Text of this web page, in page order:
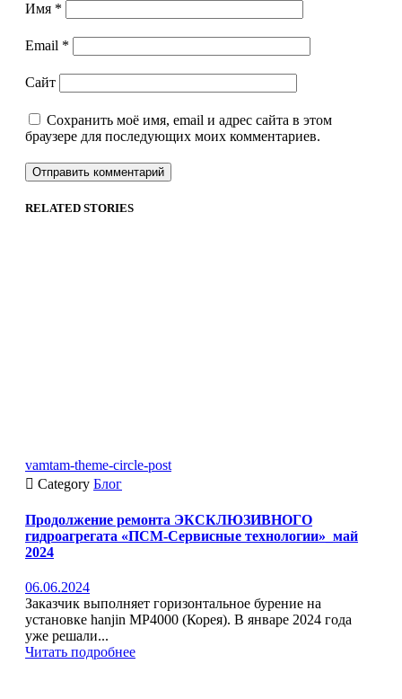
Имя *
Email *
Сайт
Сохранить моё имя, email и адрес сайта в этом
браузере для последующих моих комментариев.
RELATED STORIES
vamtam-theme-circle-post
 Category Блог
Продолжение ремонта ЭКСКЛЮЗИВНОГО
гидроагрегата «ПСМ-Сервисные технологии»_май
2024
06.06.2024
Заказчик выполняет горизонтальное бурение на
установке hanjin MP4000 (Корея). В январе 2024 года
уже решали...
Читать подробнее